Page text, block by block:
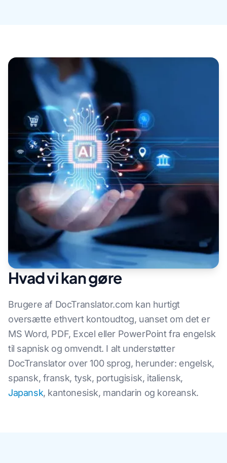
Hvad vi kan gøre
Brugere af DocTranslator.com kan hurtigt
oversætte ethvert kontoudtog, uanset om det er
MS Word, PDF, Excel eller PowerPoint fra engelsk
til sapnisk og omvendt. I alt understøtter
DocTranslator over 100 sprog, herunder: engelsk,
spansk, fransk, tysk, portugisisk, italiensk,
Japansk, kantonesisk, mandarin og koreansk.